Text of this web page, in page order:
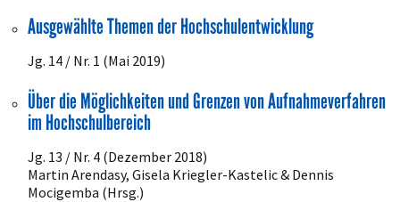
Ausgewählte Themen der Hochschulentwicklung
Jg. 14 / Nr. 1 (Mai 2019)
Über die Möglichkeiten und Grenzen von Aufnahmeverfahren
im Hochschulbereich
Jg. 13 / Nr. 4 (Dezember 2018)
Martin Arendasy, Gisela Kriegler-Kastelic & Dennis
Mocigemba (Hrsg.)